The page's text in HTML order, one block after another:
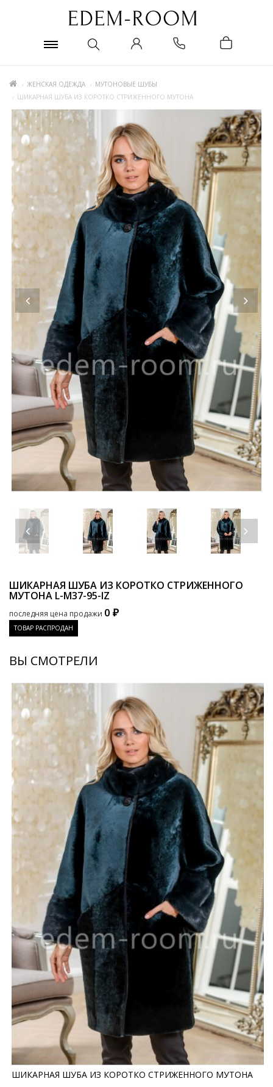
ЖЕНСКАЯ ОДЕЖДА
МУТОНОВЫЕ ШУБЫ
ШИКАРНАЯ ШУБА ИЗ КОРОТКО СТРИЖЕННОГО МУТОНА
ШИКАРНАЯ ШУБА ИЗ КОРОТКО СТРИЖЕННОГО
МУТОНА L-M37-95-IZ
последняя цена продажи 0 ₽
ТОВАР РАСПРОДАН
ВЫ СМОТРЕЛИ
ШИКАРНАЯ ШУБА ИЗ КОРОТКО СТРИЖЕННОГО МУТОНА